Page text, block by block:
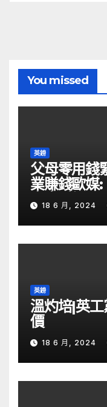
You missed
英鎊
父母零用錢
業賺錢歐媒:
自由財經
18 6 月, 2024
英鎊
溫灼培|英
價
18 6 月, 2024